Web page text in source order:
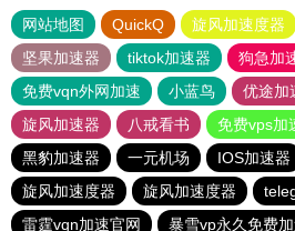
网站地图 QuickQ 旋风加速度器
坚果加速器
tiktok加速器
狗急加
免费vqn外网加速
小蓝鸟 优途加
旋风加速器
八戒看书
免费vps加
黑豹加速器
一元机场 IOS加速器
旋风加速度器
旋风加速度器
雷霆vqn加速官网
暴雪vp永久免费